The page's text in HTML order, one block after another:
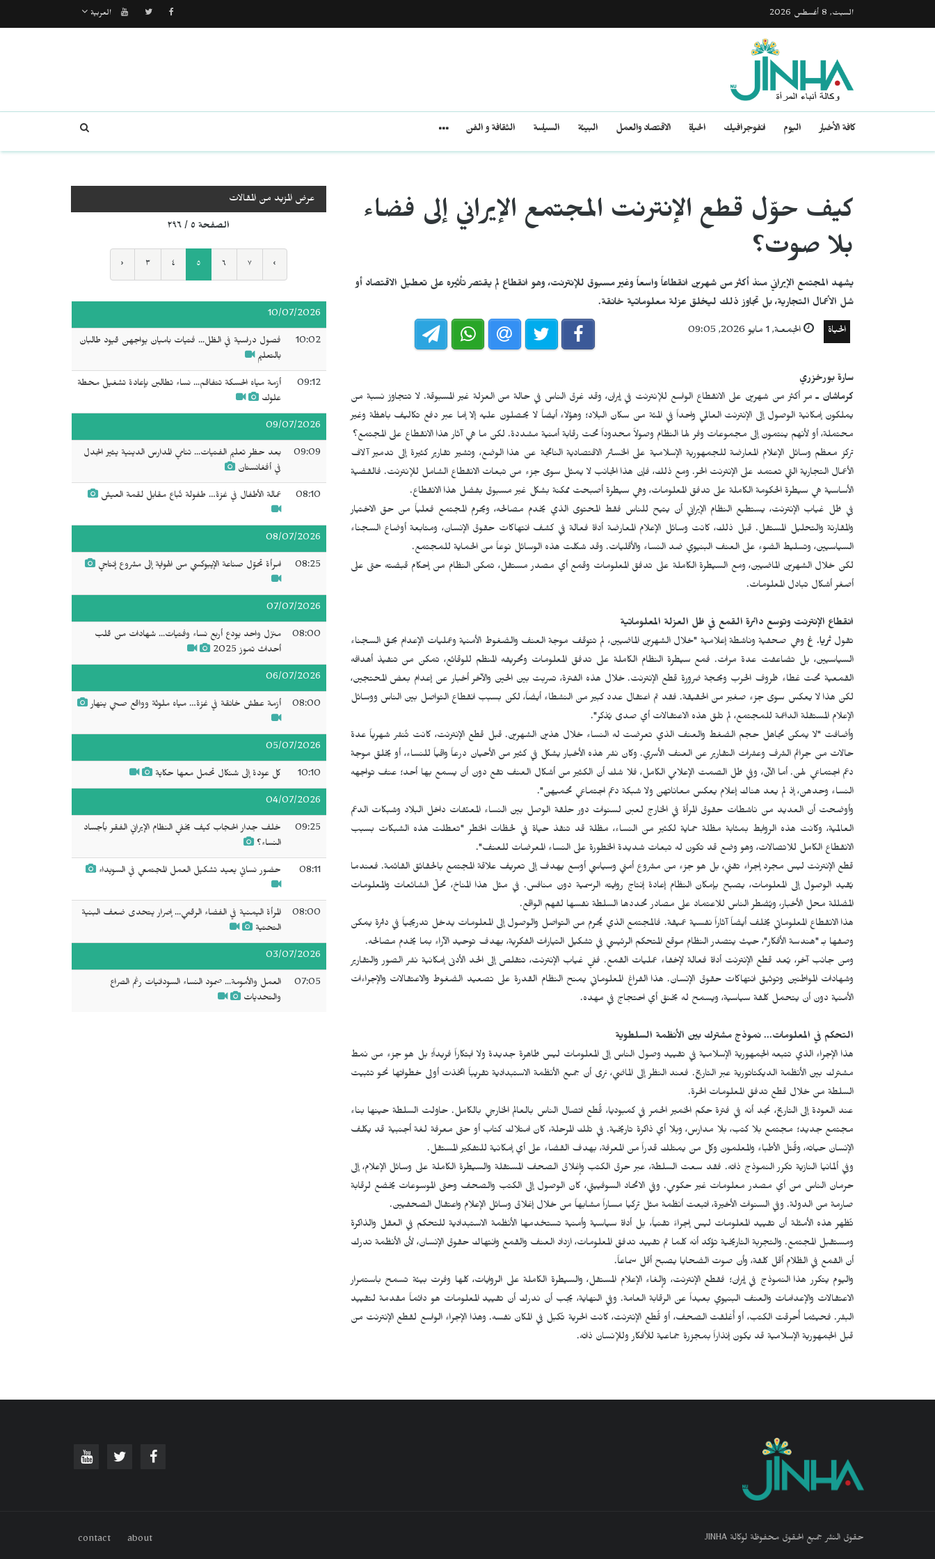
السبت, 8 أغسطس 2026 العربية
كافة الأخبار اليوم انفوجرافيك الحياة الاقتصاد والعمل البيئة السياسة الثقافة و الفن
كيف حوّل قطع الإنترنت المجتمع الإيراني إلى فضاء
بلا صوت؟
يشهد المجتمع الإيراني منذ أكثر من شهرين انقطاعاً واسعاً وغير مسبوق للإنترنت، وهو انقطاع لم يقتصر تأثيره على تعطيل الاقتصاد أو
شل الأعمال التجارية، بل تجاوز ذلك ليخلق عزلة معلوماتية خانقة.
الحياة الجمعـة, 1 مايو 2026, 09:05
سارة بورخزري
كرماشان ـمر أكثر من شهرين على الانقطاع الواسع للإنترنت في إيران، وقد غرق الناس في حالة من العزلة غير المسبوقة. لا تتجاوز نسبة من
يملكون إمكانية الوصول إلى الإنترنت العالمي واحداً في المئة من سكان البلاد؛ وهؤلاء أيضاً لا يحصلون عليه إلا إما عبر دفع تكاليف باهظة وغير
محتملة، أو لأنهم ينتمون إلى مجموعات وفر لها النظام وصولاً محدوداً تحت رقابة أمنية مشددة. لكن ما هي آثار هذا الانقطاع على المجتمع؟
تركز معظم وسائل الإعلام المعارضة للجمهورية الإسلامية على الخسائر الاقتصادية الناتجة عن هذا الوضع، وتشير تقارير كثيرة إلى تدمير آلاف
الأعمال التجارية التي تعتمد على الإنترنت الحر. ومع ذلك، فإن هذا الجانب لا يمثل سوى جزء من تبعات الانقطاع الشامل للإنترنت. فالقضية
الأساسية هي سيطرة الحكومة الكاملة على تدفق المعلومات، وهي سيطرة أصبحت ممكنة بشكل غير مسبوق بفضل هذا الانقطاع.
في ظل غياب الإنترنت، يستطيع النظام الإيراني أن يتيح للناس فقط المحتوى الذي يخدم مصالحه، ويحرم المجتمع فعلياً من حق الاختيار
والمقارنة والتحليل المستقل. قبل ذلك، كانت وسائل الإعلام المعارضة أداة فعالة في كشف انتهاكات حقوق الإنسان، ومتابعة أوضاع السجناء
السياسيين، وتسليط الضوء على العنف البنيوي ضد النساء والأقليات. وقد شكلت هذه الوسائل نوعاً من الحماية للمجتمع.
لكن خلال الشهرين الماضيين، ومع السيطرة الكاملة على تدفق المعلومات وقمع أي مصدر مستقل، تمكن النظام من إحكام قبضته حتى على
أصغر أشكال تبادل المعلومات.
انقطاع الإنترنت وتوسع دائرة القمع في ظل العزلة المعلوماتية
تقولثریا. غ وهي صحفية وناشطة إعلامية "خلال الشهرين الماضيين، لم تتوقف موجة العنف والضغوط الأمنية وعمليات الإعدام بحق السجناء
السياسيين، بل تضاعفت عدة مرات. فمع سيطرة النظام الكاملة على تدفق المعلومات وتحريفه المنظم للوقائع، تمكن من تنفيذ أهدافه
القمعية تحت غطاء ظروف الحرب وبحجة ضرورة قطع الإنترنت. خلال هذه الفترة، تسربت بين الحين والآخر أخبار عن إعدام بعض المحتجين،
لكن هذا لا يعكس سوى جزء صغير من الحقيقة. فقد تم اعتقال عدد كبير من النشطاء أيضاً، لكن بسبب انقطاع التواصل بين الناس ووسائل
الإعلام المستقلة الداعمة للمجتمع، لم تلق هذه الاعتقالات أي صدى يُذكر".
وأضافت "لا يمكن تجاهل حجم الضغط والعنف الذي تعرضت له النساء خلال هذين الشهرين. قبل قطع الإنترنت، كانت تُنشر شهرياً عدة
حالات من جرائم الشرف وعشرات التقارير عن العنف الأسري. وكان نشر هذه الأخبار يشكل في كثير من الأحيان درعاً واقياً للنساء، أو يخلق موجة
دعم اجتماعي لهن. أما الآن، وفي ظل الصمت الإعلامي الكامل، فلا شك أن الكثير من أشكال العنف تقع دون أن يسمع بها أحد؛ عنف تواجهه
النساء وحدهن، إذ لم يعد هناك إعلام يعكس معاناتهن ولا شبكة دعم اجتماعي تحميهن".
وأوضحت أن العديد من ناشطات حقوق المرأة في الخارج لعبن لسنوات دور حلقة الوصل بين النساء المعنّفات داخل البلاد وشبكات الدعم
العالمية، وكانت هذه الروابط بمثابة مظلة حماية لكثير من النساء، مظلة قد تنقذ حياة في لحظات الخطر "تعطلت هذه الشبكات بسبب
الانقطاع الكامل للاتصالات، وهو وضع قد تكون له تبعات شديدة الخطورة على النساء المعرضات للعنف".
قطع الإنترنت ليس مجرد إجراء تقني، بل هو جزء من مشروع أمني وسياسي أوسع يهدف إلى تعريف علاقة المجتمع بالحقائق القائمة. فعندما
يُقيد الوصول إلى المعلومات، يصبح بإمكان النظام إعادة إنتاج روايته الرسمية دون منافس. في مثل هذا المناخ، تحلّ الشائعات والمعلومات
المضللة محل الأخبار، ويُضطر الناس للاعتماد على مصادر تحددها السلطة نفسها لفهم الواقع.
هذا الانقطاع المعلوماتي يخلف أيضاً آثاراً نفسية عميقة. فالمجتمع الذي يُحرم من التواصل والوصول إلى المعلومات يدخل تدريجياً في دائرة يمكن
وصفها بـ "هندسة الأفكار"، حيث يتصدر النظام موقع المتحكم الرئيسي في تشكيل التيارات الفكرية، بهدف توحيد الآراء بما يخدم مصالحه.
ومن جانب آخر، يُعد قطع الإنترنت أداة فعالة لإخفاء عمليات القمع. ففي غياب الإنترنت، تتقلص إلى الحد الأدنى إمكانية نشر الصور والتقارير
وشهادات المواطنين وتوثيق انتهاكات حقوق الإنسان. هذا الفراغ المعلوماتي يمنح النظام القدرة على تصعيد الضغوط والاعتقالات والإجراءات
الأمنية دون أن يتحمل كلفة سياسية، ويسمح له بخنق أي احتجاج في مهده.
التحكم في المعلومات... نموذج مشترك بين الأنظمة السلطوية
هذا الإجراء الذي تتبعه الجمهورية الإسلامية في تقييد وصول الناس إلى المعلومات ليس ظاهرة جديدة ولا ابتكاراً فريداً؛ بل هو جزء من نمط
مشترك بين الأنظمة الديكتاتورية عبر التاريخ. فعند النظر إلى الماضي، نرى أن جميع الأنظمة الاستبدادية تقريباً اتخذت أولى خطواتها نحو تثبيت
السلطة من خلال قطع تدفق المعلومات الحرة.
عند العودة إلى التاريخ، نجد أنه في فترة حكم الخمير الحمر في كمبوديا، قُطع اتصال الناس بالعالم الخارجي بالكامل. حاولت السلطة حينها بناء
مجتمع جديد؛ مجتمع بلا كتب، بلا مدارس، وبلا أي ذاكرة تاريخية. في تلك المرحلة، كان امتلاك كتاب أو حتى معرفة لغة أجنبية قد يكلف
الإنسان حياته، وقُتل الأطباء والمعلمون وكل من يمتلك قدراً من المعرفة، بهدف القضاء على أي إمكانية للتفكير المستقل.
وفي ألمانيا النازية تكرر النموذج ذاته. فقد سعت السلطة، عبر حرق الكتب وإغلاق الصحف المستقلة والسيطرة الكاملة على وسائل الإعلام، إلى
حرمان الناس من أي مصدر معلومات غير حكومي. وفي الاتحاد السوفييتي، كان الوصول إلى الكتب والصحف وحتى الموسوعات يخضع لرقابة
صارمة من الدولة. وفي السنوات الأخيرة، اتبعت أنظمة مثل تركيا مساراً مشابهاً من خلال إغلاق وسائل الإعلام واعتقال الصحفيين.
تُظهر هذه الأمثلة أن تقييد المعلومات ليس إجراءً تقنياً، بل أداة سياسية وأمنية تستخدمها الأنظمة الاستبدادية للتحكم في العقل والذاكرة
ومستقبل المجتمع. والتجربة التاريخية تؤكد أنه كلما تم تقييد تدفق المعلومات، ازداد العنف والقمع وانتهاك حقوق الإنسان، لأن الأنظمة تدرك
أن القمع في الظلام أقل كلفة، وأن صوت الضحايا يصبح أقل سماعاً.
واليوم يتكرر هذا النموذج في إيران؛ فقطع الإنترنت، وإلغاء الإعلام المستقل، والسيطرة الكاملة على الروايات، كلها وفرت بيئة تسمح باستمرار
الاعتقالات والإعدامات والعنف البنيوي بعيداً عن الرقابة العامة. وفي النهاية، يجب أن ندرك أن تقييد المعلومات هو دائماً مقدمة لتقييد
البشر. فحيثما أُحرقت الكتب، أو أُغلقت الصحف، أو قُطع الإنترنت، كانت الحرية تُكبل في المكان نفسه. وهذا الإجراء الواسع لقطع الإنترنت من
قبل الجمهورية الإسلامية قد يكون إنذاراً بمجزرة جماعية للأفكار وللإنسان ذاته.
عرض المزيد من المقالات
الصفحة ٥ / ٢٩٦
‹ ٣ ٤ ٥ ٦ ٧ ›
10/07/2026
10:02
فصول دراسية في الظل... فتيات باميان يواجهن قيود طالبان
بالتعليم
09:12
أزمة مياه الحسكة تتفاقم... نساء تطالبن بإعادة تشغيل محطة
علوك
09/07/2026
09:09
بعد حظر تعليم الفتيات... تنامي المدارس الدينية يثير الجدل
في أفغانستان
08:10 عمالة الأطفال في غزة… طفولة تُباع مقابل لقمة العيش
08/07/2026
08:25 امرأة تحوّل صناعة الإيبوكسي من الهواية إلى مشروع إنتاجي
07/07/2026
08:00
منزل واحد يودع أربع نساء وفتيات... شهادات من قلب
أحداث تموز 2025
06/07/2026
08:00 أزمة عطش خانقة في غزة… مياه ملوثة وواقع صحي ينهار
05/07/2026
10:10 كل عودة إلى شنكال تحمل معها حكاية
04/07/2026
09:25
خلف جدار الحجاب كيف يخفي النظام الإيراني الفقر بأجساد
النساء؟
08:11 حضور نسائي يعيد تشكيل العمل المجتمعي في السويداء
08:00
المرأة اليمنية في الفضاء الرقمي... إصرار يتحدى ضعف البنية
التحتية
03/07/2026
07:05
العمل والأمومة... صمود النساء السودانيات رغم الصراع
والتحديات
حقوق النشر جميع الحقوق محفوظة لوكالة JINHA about
contact